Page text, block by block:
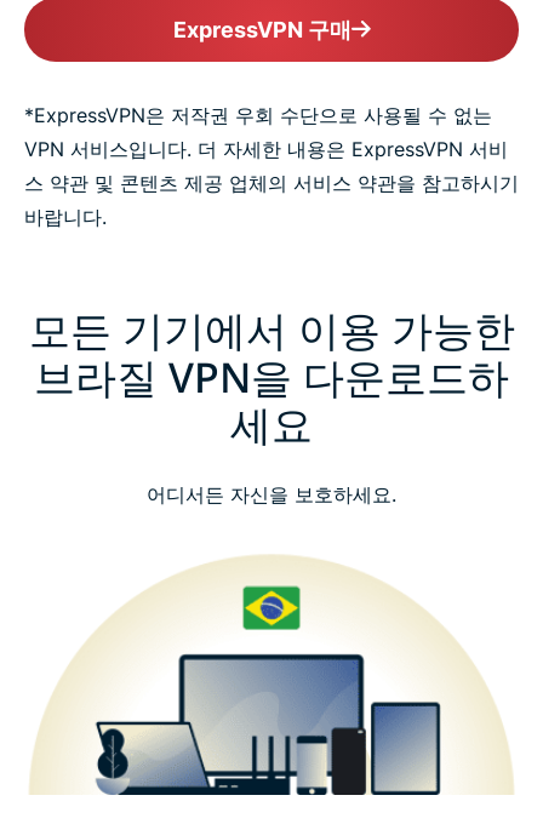
ExpressVPN 구매
*ExpressVPN은 저작권 우회 수단으로 사용될 수 없는
VPN 서비스입니다. 더 자세한 내용은 ExpressVPN 서비
스 약관 및 콘텐츠 제공 업체의 서비스 약관을 참고하시기
바랍니다.
모든 기기에서 이용 가능한
브라질 VPN을 다운로드하
세요
어디서든 자신을 보호하세요.